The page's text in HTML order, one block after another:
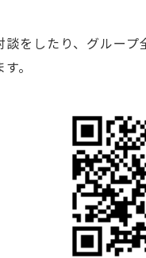
をしたり、グルー
。